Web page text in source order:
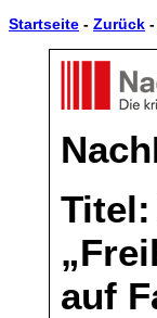
Startseite - Zurück -
auf